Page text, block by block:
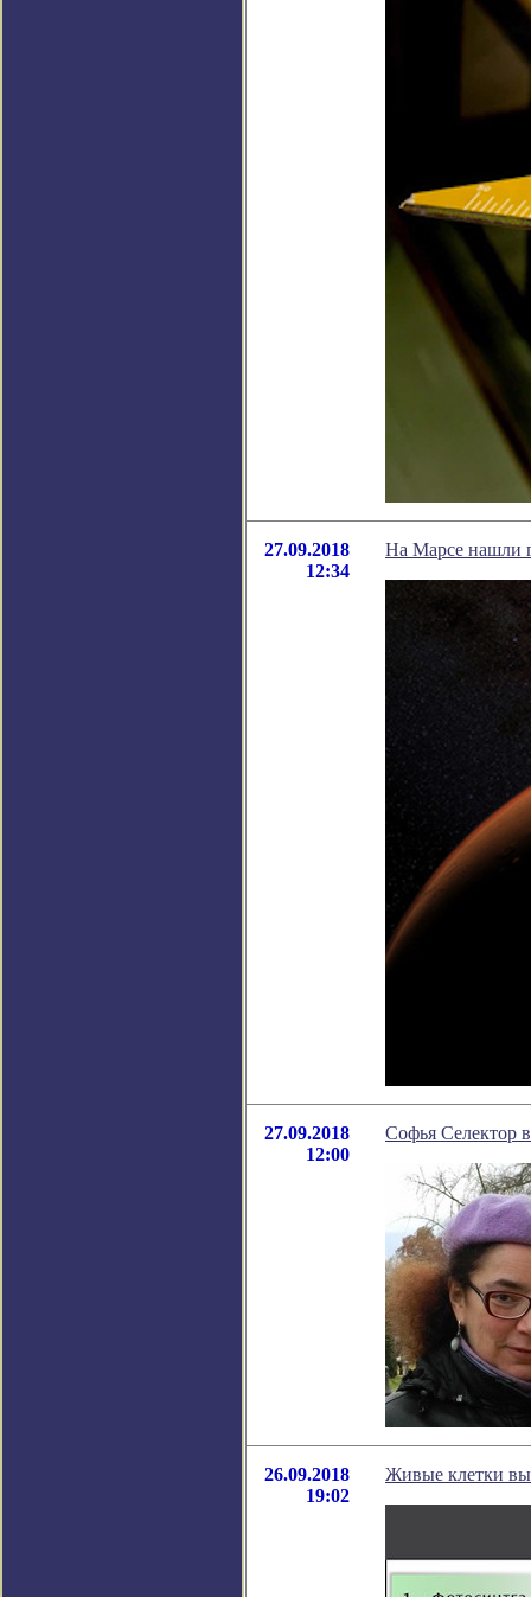
27.09.2018
12:34
На Марсе нашли
27.09.2018
12:00
Софья Селектор
26.09.2018
19:02
Живые клетки